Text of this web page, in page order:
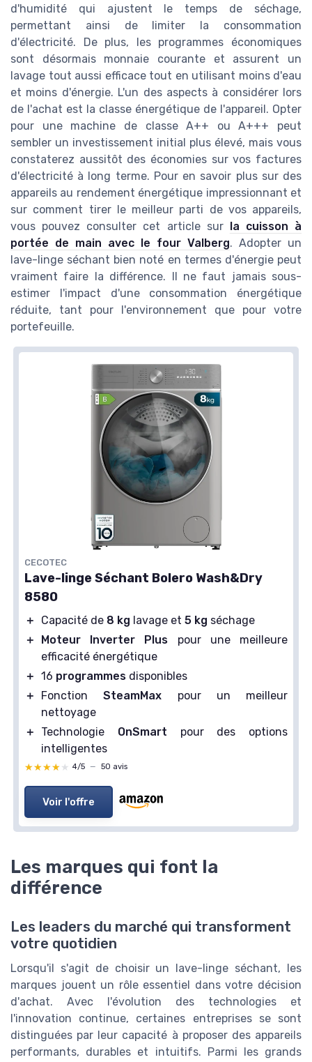
d'humidité qui ajustent le temps de séchage,
permettant ainsi de limiter la consommation
d'électricité. De plus, les programmes économiques
sont désormais monnaie courante et assurent un
lavage tout aussi efficace tout en utilisant moins d'eau
et moins d'énergie. L'un des aspects à considérer lors
de l'achat est la classe énergétique de l'appareil. Opter
pour une machine de classe A++ ou A+++ peut
sembler un investissement initial plus élevé, mais vous
constaterez aussitôt des économies sur vos factures
d'électricité à long terme. Pour en savoir plus sur des
appareils au rendement énergétique impressionnant et
sur comment tirer le meilleur parti de vos appareils,
vous pouvez consulter cet article sur
la cuisson à
portée de main avec le four Valberg. Adopter un
lave-linge séchant bien noté en termes d'énergie peut
vraiment faire la différence. Il ne faut jamais sous-
estimer l'impact d'une consommation énergétique
réduite, tant pour l'environnement que pour votre
portefeuille.
CECOTEC
Lave-linge Séchant Bolero Wash&Dry
8580
＋ Capacité de 8 kg lavage et 5 kg séchage
＋
Moteur Inverter Plus pour une meilleure
efficacité énergétique
＋ 16 programmes disponibles
＋
FonctionSteamMax pour un meilleur
nettoyage
＋
Technologie OnSmart pour des options
intelligentes
★★★★★
★★★★★ 4/5 — 50 avis
Voir l'offre
Les marques qui font la
différence
Les leaders du marché qui transforment
votre quotidien
Lorsqu'il s'agit de choisir un lave-linge séchant, les
marques jouent un rôle essentiel dans votre décision
d'achat. Avec l'évolution des technologies et
l'innovation continue, certaines entreprises se sont
distinguées par leur capacité à proposer des appareils
performants, durables et intuitifs. Parmi les grands